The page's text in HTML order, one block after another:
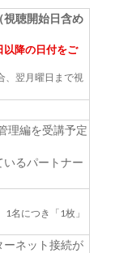
視聴開始日含め
降の日付をご
、翌月曜日まで視
理編を受講予定
るパートナー
名につき「1枚」
ーネット接続が